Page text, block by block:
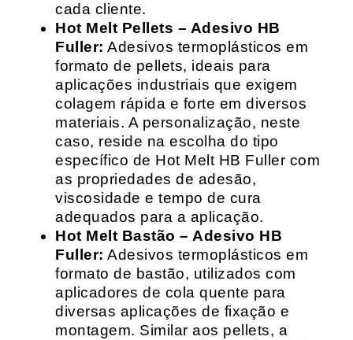
cada cliente.
Hot Melt Pellets – Adesivo HB
Fuller: Adesivos termoplásticos em
formato de pellets, ideais para
aplicações industriais que exigem
colagem rápida e forte em diversos
materiais. A personalização, neste
caso, reside na escolha do tipo
específico de Hot Melt HB Fuller com
as propriedades de adesão,
viscosidade e tempo de cura
adequados para a aplicação.
Hot Melt Bastão – Adesivo HB
Fuller: Adesivos termoplásticos em
formato de bastão, utilizados com
aplicadores de cola quente para
diversas aplicações de fixação e
montagem. Similar aos pellets, a